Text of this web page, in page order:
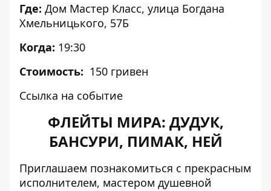
Где: Дом Мастер Класс, улица Богдана
Хмельницького, 57Б
Когда: 19:30
Стоимость: 150 гривен
Ссылка на событие
ФЛЕЙТЫ МИРА: ДУДУК,
БАНСУРИ, ПИМАК, НЕЙ
Приглашаем познакомиться с прекрасным
исполнителем, мастером душевной